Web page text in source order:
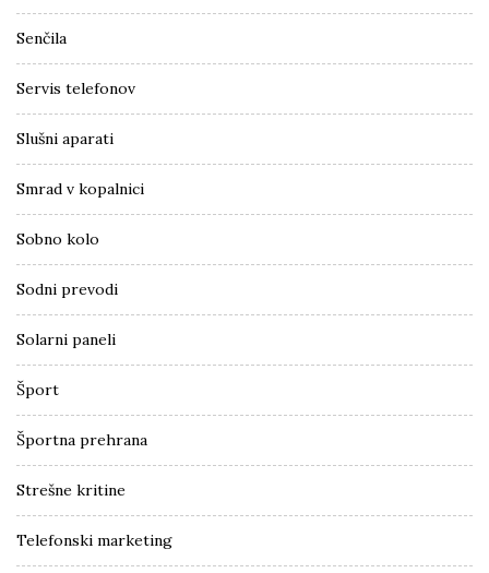
Senčila
Servis telefonov
Slušni aparati
Smrad v kopalnici
Sobno kolo
Sodni prevodi
Solarni paneli
Šport
Športna prehrana
Strešne kritine
Telefonski marketing